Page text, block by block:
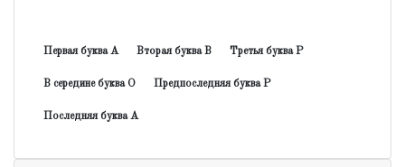
Первая буква А Вторая буква В Третья буква Р
В середине буква О Предпоследняя буква Р
Последняя буква А